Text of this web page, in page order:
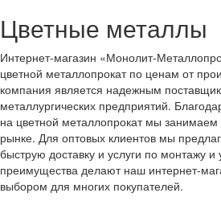
Цветные металлы
Интернет-магазин «Монолит-
цветной металлопрокат по ценам от
компания является надежным
металлургических предприятий.
на цветной металлопрокат мы
рынке. Для оптовых клиентов мы
быструю доставку и услуги по монтажу и
преимущества делают наш интернет-
выбором для многих покупателей.